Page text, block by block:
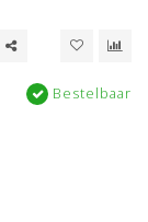
Bestelbaar